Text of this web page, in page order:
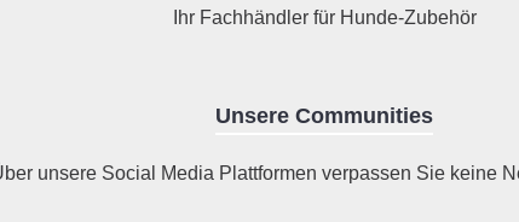
Ihr Fachhändler für Hunde-Zubehör
Unsere Communities
unsere Social Media Plattformen verpassen Sie keine